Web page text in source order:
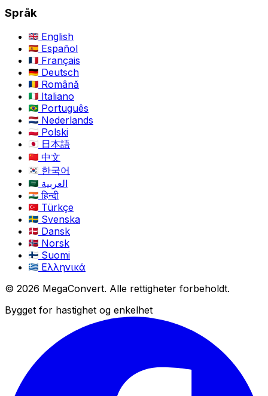
Språk
English
Español
Français
Deutsch
Română
Italiano
Português
Nederlands
Polski
日本語
中文
한국어
العربية
हिन्दी
Türkçe
Svenska
Dansk
Norsk
Suomi
Ελληνικά
© 2026 MegaConvert. Alle rettigheter forbeholdt.
Bygget for hastighet og enkelhet